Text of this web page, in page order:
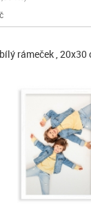
rámeček , 20x30